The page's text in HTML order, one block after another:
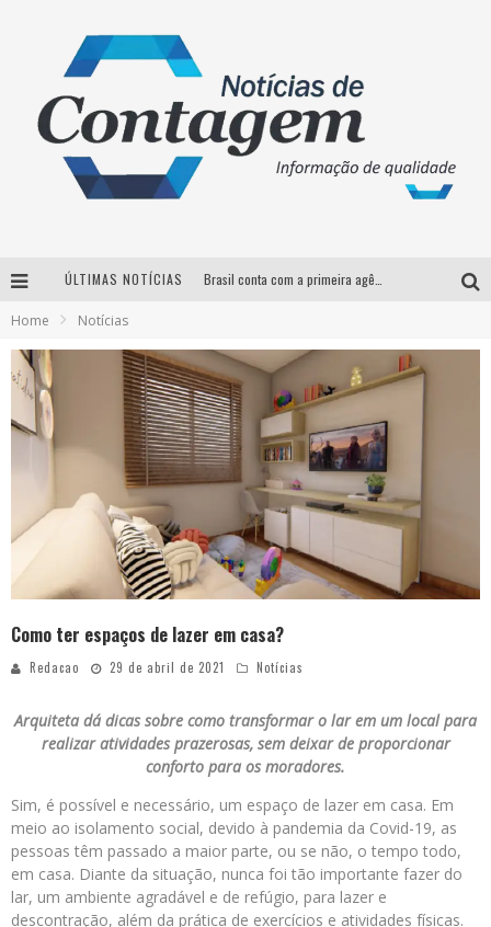
ÚLTIMAS NOTÍCIAS
Home Notícias
Como ter espaços de lazer em casa?
Redacao 29 de abril de 2021 Notícias
Arquiteta dá dicas sobre como transformar o lar em um local para
realizar atividades prazerosas, sem deixar de proporcionar
conforto para os moradores.
Sim, é possível e necessário, um espaço de lazer em casa. Em
meio ao isolamento social, devido à pandemia da Covid-19, as
pessoas têm passado a maior parte, ou se não, o tempo todo,
em casa. Diante da situação, nunca foi tão importante fazer do
lar, um ambiente agradável e de refúgio, para lazer e
descontração, além da prática de exercícios e atividades físicas.